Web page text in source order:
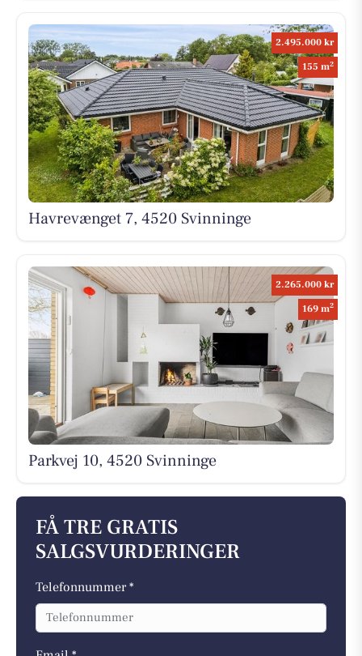
2.495.000 kr
155 m2
Havrevænget 7, 4520 Svinninge
2.265.000 kr
169 m2
Parkvej 10, 4520 Svinninge
FÅ TRE GRATIS
SALGSVURDERINGER
Telefonnummer *